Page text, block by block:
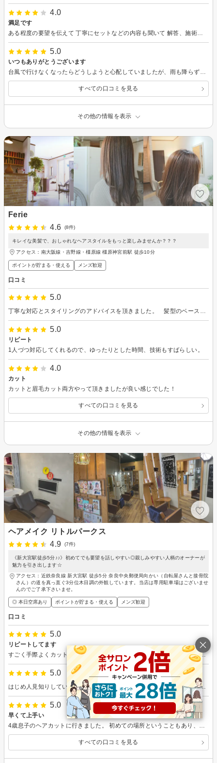
4.0
満足です
ある程度の要望を伝えて 丁寧にセットなどの内容も聞いて 解答、施術いただけました
5.0
いつもありがとうございます
台風で行けなくなったらどうしようと心配していましたが、雨も降らず、今回のカットカラーも大満足でした。前回の縮毛矯正のおかげで毎日ハンドブローだけでスタイルを保てています。また行きます！
すべての口コミを見る
その他の情報を表示
Ferie
4.6
(8件)
キレイな美髪で、おしゃれなヘアスタイルをもっと楽しみませんか？？？
アクセス：南大阪線・吉野線・橿原線 橿原神宮前駅 徒歩10分
ポイントが貯まる・使える メンズ歓迎
口コミ
5.0
丁寧な対応とスタイリングのアドバイスを頂きました。 髪型のベースを作って頂いたので髪が長くなって来た時が楽しみです。帰り際に雪が降っていて自転車のサドルがビショビショでしたがタオルを貸して頂いて助かりました
5.0
リピート
1人づつ対応してくれるので、ゆったりとした時間、技術もすばらしい。
4.0
カット
カットと眉毛カット両方やって頂きましたが良い感じでした！
すべての口コミを見る
その他の情報を表示
ヘアメイク リトルパークス
4.9
(7件)
《新大宮駅徒歩5分♪♪》初めてでも要望を話しやすい◎親しみやすい人柄のオーナーが
魅力を引き出します☆
アクセス：近鉄奈良線 新大宮駅 徒歩5分 奈良中央郵便局向かい（自転屋さんと接骨院
さん）の道を真っ直ぐ3分位木目調の外観しています。当店は専用駐車場はございませ
んのでご了承下さいませ。
◎ 本日空席あり ポイントが貯まる・使える メンズ歓迎
口コミ
5.0
リピートしてます
すごく手際よくカットしてくれて、子供も座るのが飽きたりせずにカットできるので、いつもお願いしています。 色々カットの名前などわからなくて、わかるように説明してくれたりしてかっこよくカットしてくれました。 相談乗りながらパッパっと切ってくれて３０分もかからなかったです）笑
5.0
はじめ人見知りしていましたが、本人に合わせて向き合いながらママ抱っこ体勢にてスタート ファーストカットで、一緒に来ていたパパに切らせて下さり、持ち帰り用に袋に入れて頂けました 3歳まで伸ばし続けたロン毛をスッキリ、入店してからたった6分で終了でした！お陰様で、本人も飽きる事なく余裕な様子で、イヤイヤ期がむしろ楽しんでカット出来て助かりました🥹
5.0
早くて上手い
4歳息子のヘアカットに行きました。 初めての場所ということもあり、タオルやケープを嫌がる中、宥めながら15分程度でちゃちゃっと仕上げてくださり、ありがとうございました。 最後にお菓子をいただき息子も大満足でした。 また利用します。
すべての口コミを見る